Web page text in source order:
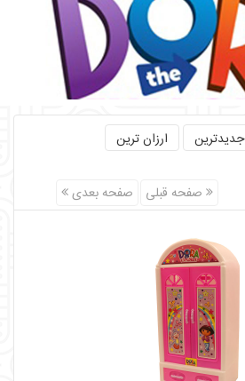
جدیدترین
ارزان ترین
صفحه قبلی
صفحه بعدی